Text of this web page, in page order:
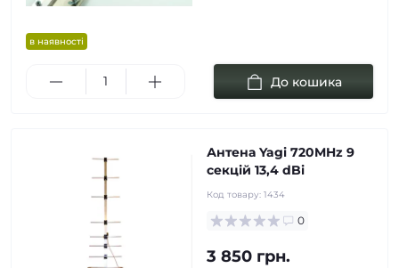
в наявності
До кошика
Антена Yagi 720MHz 9
cекцій 13,4 dBi
Код товару: 1434
0
3 850 грн.